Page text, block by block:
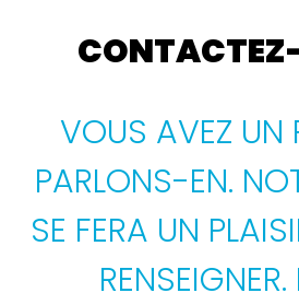
VOUS AVEZ UN
PARLONS-EN.
SE FERA UN